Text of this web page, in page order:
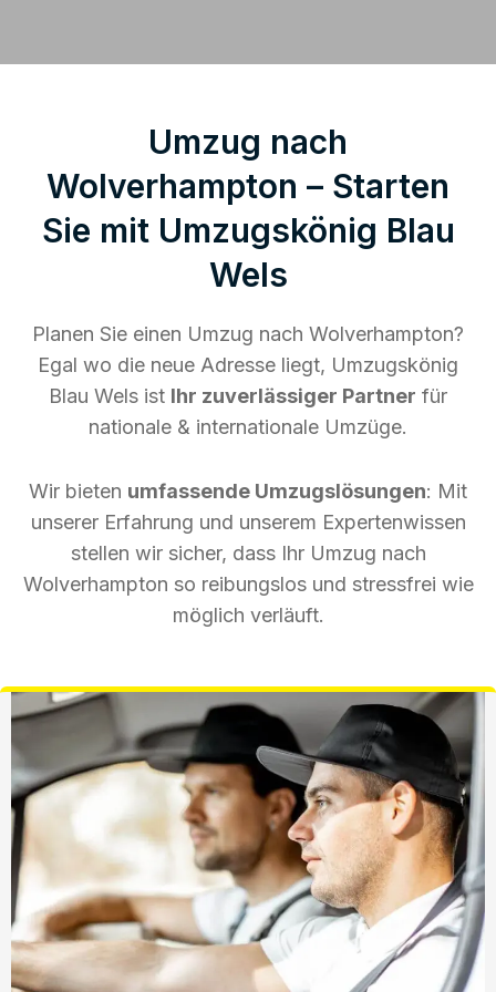
Umzug nach
Wolverhampton – Starten
Sie mit Umzugskönig Blau
Wels
Planen Sie einen Umzug nach Wolverhampton?
Egal wo die neue Adresse liegt, Umzugskönig
Blau Wels ist Ihr zuverlässiger Partner für
nationale & internationale Umzüge.
Wir bieten umfassende Umzugslösungen: Mit
unserer Erfahrung und unserem Expertenwissen
stellen wir sicher, dass Ihr Umzug nach
Wolverhampton so reibungslos und stressfrei wie
möglich verläuft.